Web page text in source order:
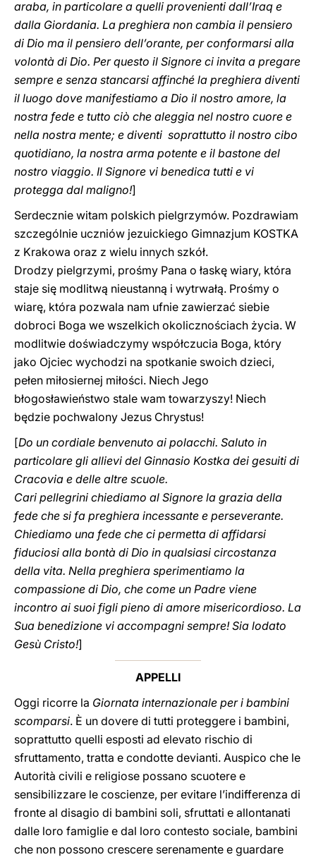
araba, in particolare a ‎quelli provenienti dall’Iraq e
dalla Giordania. La preghiera non cambia il ‎pensiero
di Dio ma il pensiero dell’orante, per conformarsi alla
volontà di Dio. ‎Per questo il Signore ci invita a pregare
sempre e senza stancarsi affinché la ‎preghiera diventi
il luogo dove manifestiamo a Dio il nostro amore, la
nostra ‎fede e tutto ciò che aleggia nel nostro cuore e
nella nostra mente; e diventi ‎ soprattutto il nostro cibo
quotidiano, la nostra arma potente e il bastone del
‎nostro viaggio. Il Signore vi benedica tutti e vi
protegga dal maligno!‎]
Serdecznie witam polskich pielgrzymów. Pozdrawiam
szczególnie uczniów jezuickiego Gimnazjum KOSTKA
z Krakowa oraz z wielu innych szkół.
Drodzy pielgrzymi, prośmy Pana o łaskę wiary, która
staje się modlitwą nieustanną i wytrwałą. Prośmy o
wiarę, która pozwala nam ufnie zawierzać siebie
dobroci Boga we wszelkich okolicznościach życia. W
modlitwie doświadczymy współczucia Boga, który
jako Ojciec wychodzi na spotkanie swoich dzieci,
pełen miłosiernej miłości. Niech Jego
błogosławieństwo stale wam towarzyszy! Niech
będzie pochwalony Jezus Chrystus!
[Do un cordiale benvenuto ai polacchi. Saluto in
particolare gli allievi del Ginnasio Kostka dei gesuiti di
Cracovia e delle altre scuole.
Cari pellegrini chiediamo al Signore la grazia della
fede che si fa preghiera incessante e perseverante.
Chiediamo una fede che ci permetta di affidarsi
fiduciosi alla bontà di Dio in qualsiasi circostanza
della vita. Nella preghiera sperimentiamo la
compassione di Dio, che come un Padre viene
incontro ai suoi figli pieno di amore misericordioso. La
Sua benedizione vi accompagni sempre! Sia lodato
Gesù Cristo!]
APPELLI
Oggi ricorre la Giornata internazionale per i bambini
scomparsi. È un dovere di tutti proteggere i bambini,
soprattutto quelli esposti ad elevato rischio di
sfruttamento, tratta e condotte devianti. Auspico che le
Autorità civili e religiose possano scuotere e
sensibilizzare le coscienze, per evitare l’indifferenza di
fronte al disagio di bambini soli, sfruttati e allontanati
dalle loro famiglie e dal loro contesto sociale, bambini
che non possono crescere serenamente e guardare